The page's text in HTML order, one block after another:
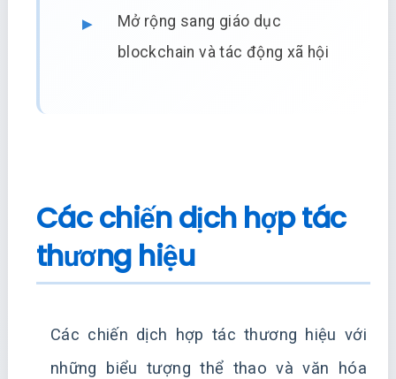
Mở rộng sang giáo dục
blockchain và tác động xã hội
Các chiến dịch hợp tác
thương hiệu
Các chiến dịch hợp tác thương hiệu với
những biểu tượng thể thao và văn hóa